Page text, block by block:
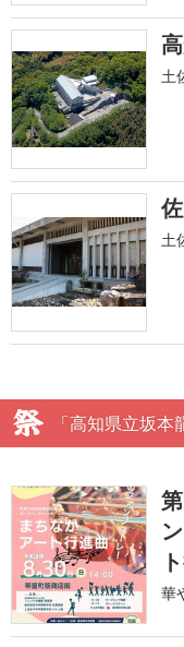
土
土
「高知県立坂
華